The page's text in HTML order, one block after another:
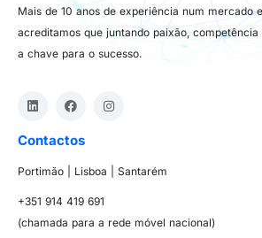
Mais de 10 anos de experiência num mercado
acreditamos que juntando paixão,
a chave para o sucesso.
Contactos
Portimão | Lisboa | Santarém
+351 914 419 691
(chamada para a rede móvel nacional)